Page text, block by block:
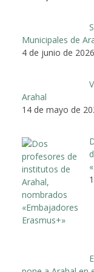
Municipales de
4 de junio de 2026
Arahal
14 de mayo de